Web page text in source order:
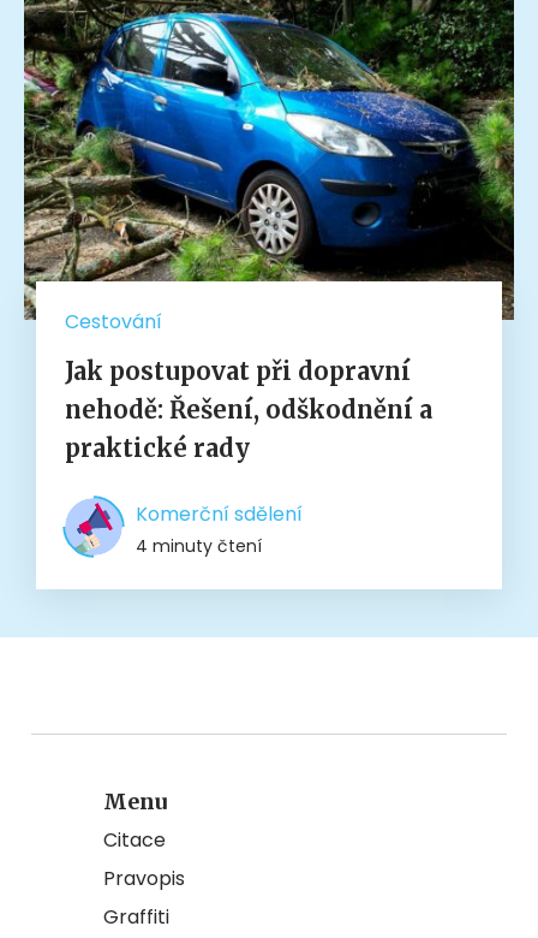
Cestování
Jak postupovat při dopravní
nehodě: Řešení, odškodnění a
praktické rady
Komerční sdělení
4 minuty čtení
Menu
Citace
Pravopis
Graffiti